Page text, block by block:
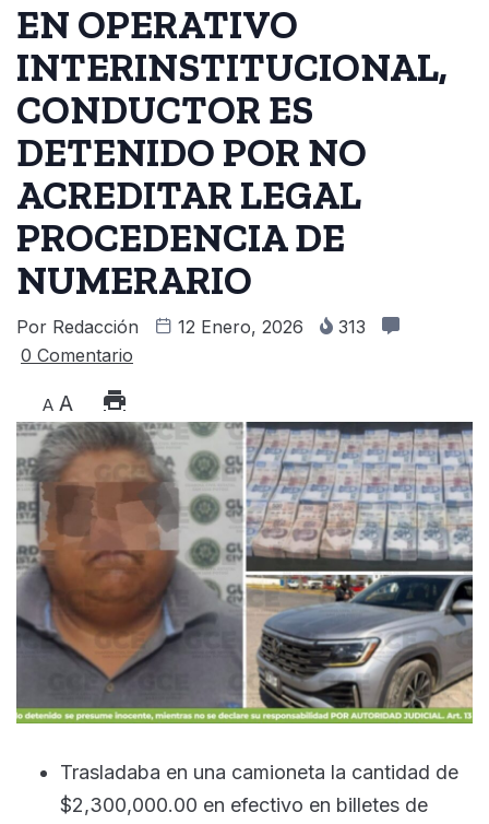
EN OPERATIVO
INTERINSTITUCIONAL,
CONDUCTOR ES
DETENIDO POR NO
ACREDITAR LEGAL
PROCEDENCIA DE
NUMERARIO
Por Redacción 12 Enero, 2026
313
0 Comentario
A A
Trasladaba en una camioneta la cantidad de
$2,300,000.00 en efectivo en billetes de